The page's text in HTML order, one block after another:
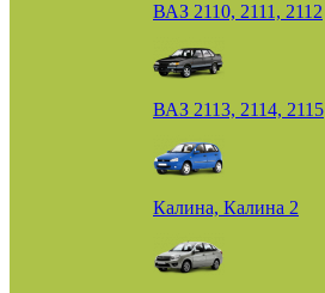
ВАЗ 2110, 2111, 2112
ВАЗ 2113, 2114, 2115
Калина, Калина 2